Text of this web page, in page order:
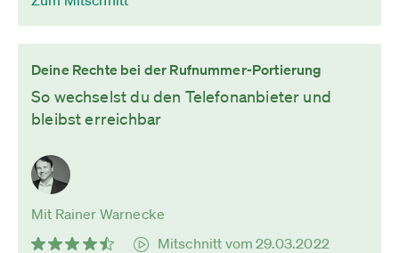
Deine Rechte bei der Rufnummer-Portierung
So wechselst du den Telefonanbieter und
bleibst erreichbar
Mit Rainer Warnecke
Mitschnitt vom 29.03.2022